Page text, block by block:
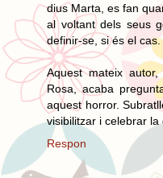
dius Marta, es fan
al voltant dels seus
definir-se, si és el cas.
Aquest mateix
Rosa, acaba
aquest horror.
visibilitzar i celebrar la
Respon